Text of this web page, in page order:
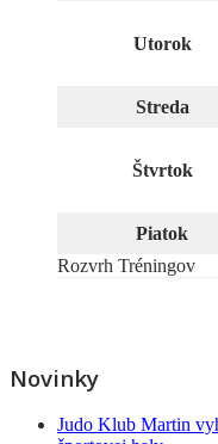
Utorok
Streda
Štvrtok
Piatok
Rozvrh Tréningov
Novinky
Judo Klub Martin